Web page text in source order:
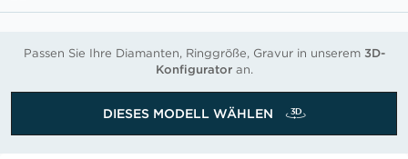
Passen Sie Ihre Diamanten, Ringgröße, Gravur in unserem 3D-
Konfiguratoran.
DIESES MODELL WÄHLEN